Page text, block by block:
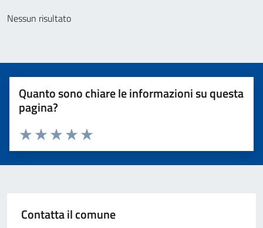
Nessun risultato
Quanto sono chiare le informazioni su questa
pagina?
Valuta 5 stelle su 5
Valuta 4 stelle su 5
Valuta 3 stelle su 5
Valuta 2 stelle su 5
Valuta 1 stelle su 5
Contatta il comune